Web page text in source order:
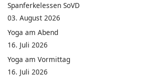
Spanferkelessen SoVD
03. August 2026
Yoga am Abend
16. Juli 2026
Yoga am Vormittag
16. Juli 2026